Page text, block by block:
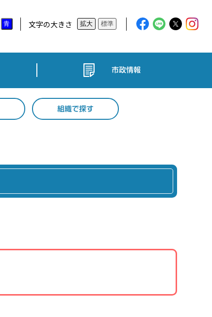
青 文字の大きさ 拡大 標準
市政情報
組織で探す